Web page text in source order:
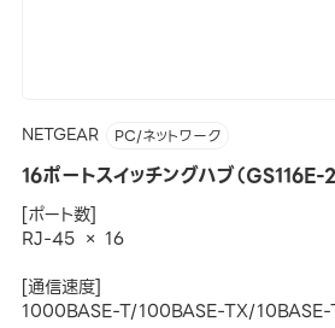
NETGEAR PC/ネットワーク
16ポートスイッチングハブ（GS116E-
[ポート数]
RJ-45 × 16
[通信速度]
1000BASE-T/100BASE-TX/